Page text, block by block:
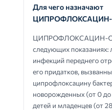
Для чего назначают
ЦИПРОФЛОКСАЦИН-
ЦИПРОФЛОКСАЦИН-
следующих показаниях:
инфекций переднего
его придатков,
ципрофлоксацину
новорожденных (от 0 до
детей и младенцев (от